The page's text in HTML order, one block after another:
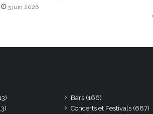
3 juin 2026
Bars(166)
Concerts et Festivals(687)